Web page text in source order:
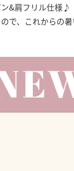
&肩フリル仕様♪
で、これからの